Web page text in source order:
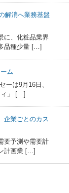
解消へ業務基盤
に、化粧品業界
品種少量 […]
ム
ーは9月16日、
ィ」 […]
企業ごとのカス
要予測や需要計
計画業 […]